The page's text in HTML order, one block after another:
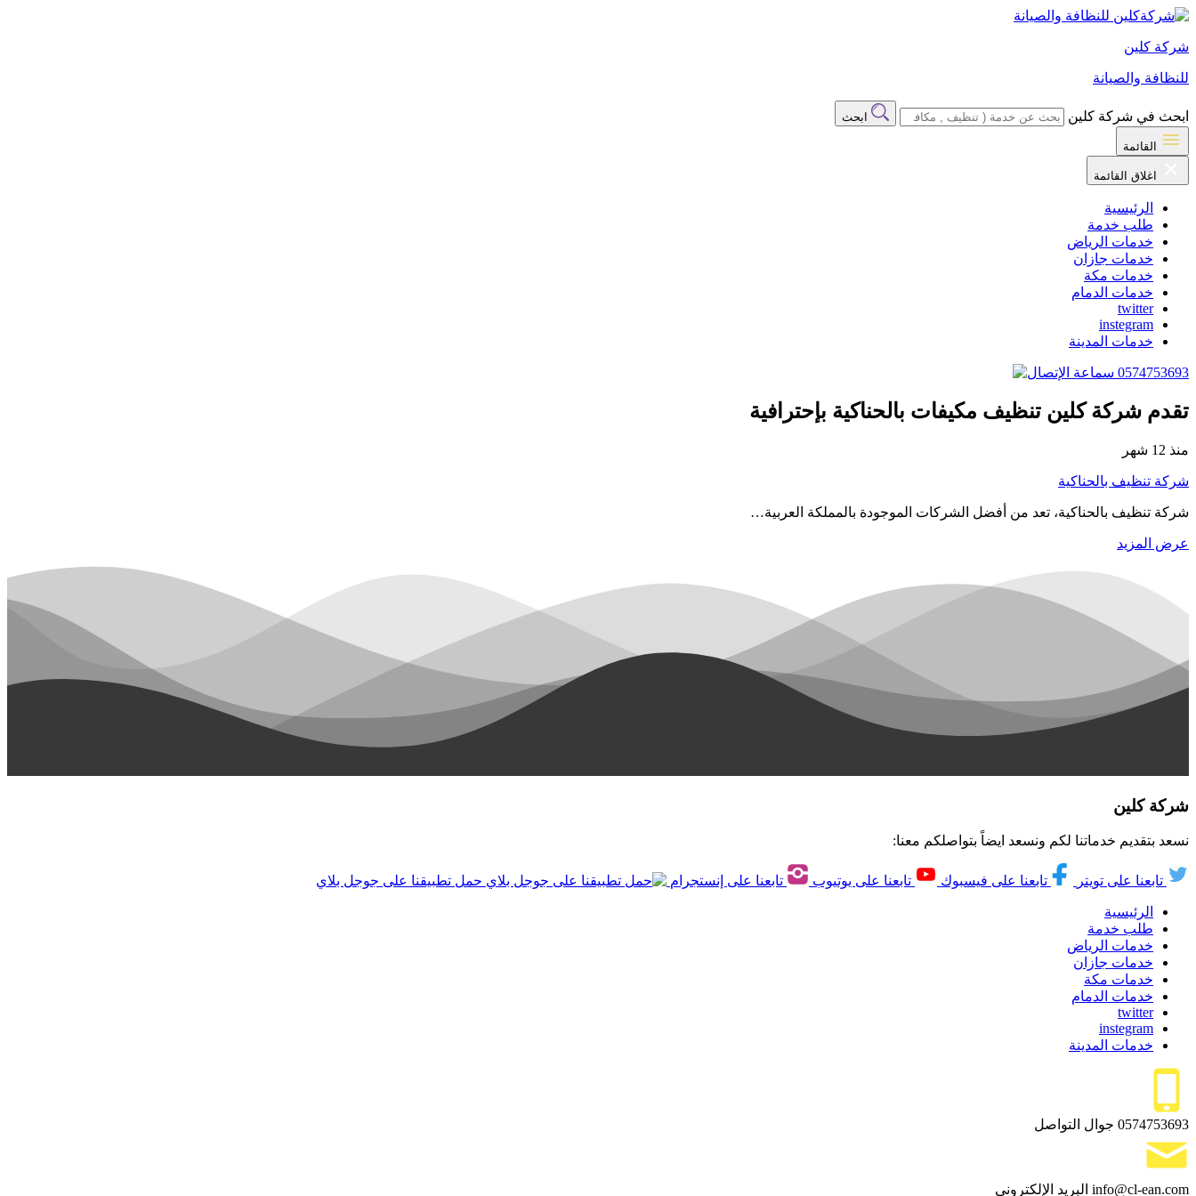
شركة كلين
للنظافة والصيانة
ابحث في شركة كلين ابحث
القائمة
اغلاق القائمة
الرئيسية
طلب خدمة
خدمات الرياض
خدمات جازان
خدمات مكة
خدمات الدمام
twitter
instegram
خدمات المدينة
0574753693
تقدم شركة كلين تنظيف مكيفات بالحناكية بإحترافية
منذ 12 شهر
شركة تنظيف بالحناكية
شركة تنظيف بالحناكية، تعد من أفضل الشركات الموجودة بالمملكة العربية…
عرض المزيد
شركة كلين
نسعد بتقديم خدماتنا لكم ونسعد ايضاً بتواصلكم معنا:
تابعنا على تويتر تابعنا على فيسبوك تابعنا على يوتيوب تابعنا على إنستجرام حمل تطبيقنا على جوجل بلاي
الرئيسية
طلب خدمة
خدمات الرياض
خدمات جازان
خدمات مكة
خدمات الدمام
twitter
instegram
خدمات المدينة
0574753693 جوال التواصل
info@cl-ean.com البريد الإلكتروني